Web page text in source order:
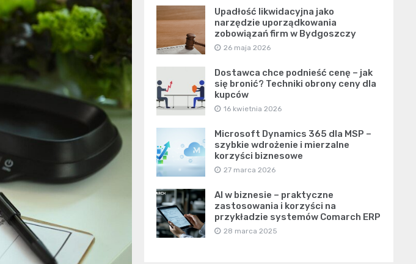
Upadłość likwidacyjna jako
narzędzie uporządkowania
zobowiązań firm w Bydgoszczy
26 maja 2026
Dostawca chce podnieść cenę – jak
się bronić? Techniki obrony ceny dla
kupców
16 kwietnia 2026
Microsoft Dynamics 365 dla MSP –
szybkie wdrożenie i mierzalne
korzyści biznesowe
27 marca 2026
AI w biznesie – praktyczne
zastosowania i korzyści na
przykładzie systemów Comarch ERP
28 marca 2025